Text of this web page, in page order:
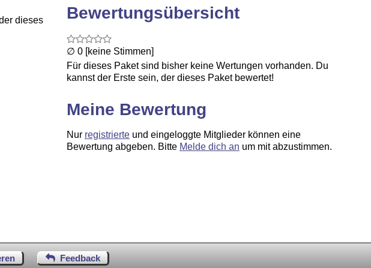
dieses
Bewertungsübersicht
∅ 0 [keine Stimmen]
Für dieses Paket sind bisher keine Wertungen vorhanden. Du
kannst der Erste sein, der dieses Paket bewertet!
Meine Bewertung
Nur registrierteund eingeloggte Mitglieder können eine
Bewertung abgeben. Bitte Melde dich an um mit abzustimmen.
Feedback